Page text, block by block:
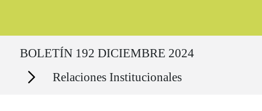
BOLETÍN 192 DICIEMBRE 2024
Secciones Relaciones Institucionales